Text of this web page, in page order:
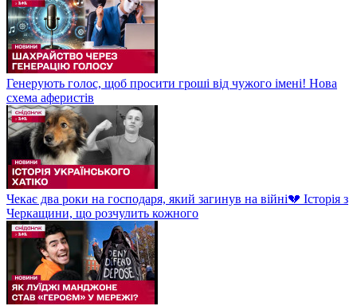
Генерують голос, щоб просити гроші від чужого імені! Нова
схема аферистів
Чекає два роки на господаря, який загинув на війні💔 Історія з
Черкащини, що розчулить кожного